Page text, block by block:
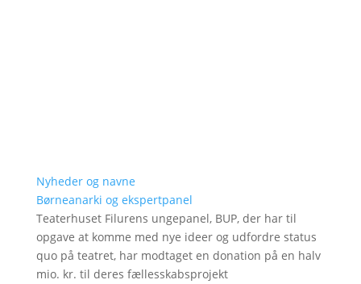
Nyheder og navne
Børneanarki og ekspertpanel
Teaterhuset Filurens ungepanel, BUP, der har til
opgave at komme med nye ideer og udfordre status
quo på teatret, har modtaget en donation på en halv
mio. kr. til deres fællesskabsprojekt